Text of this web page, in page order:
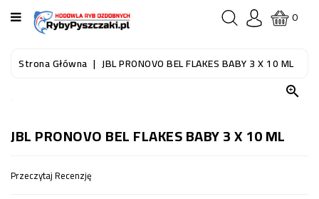
KATEGORIA
STRONA
AKWARIOWE
DO
0
Strona Główna JBL PRONOVO BEL FLAKES BABY 3 X 10 ML

JBL PRONOVO BEL FLAKES BABY 3 X 10 ML
Przeczytaj Recenzję